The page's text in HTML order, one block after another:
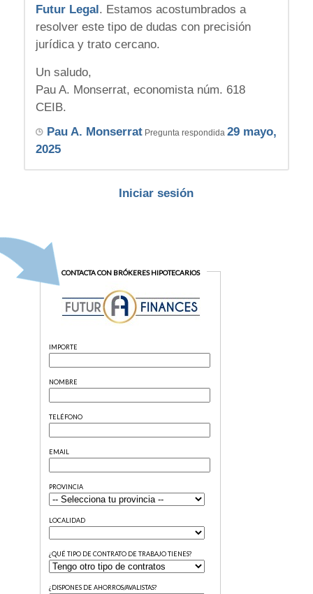
Futur Legal. Estamos acostumbrados a
resolver este tipo de dudas con precisión
jurídica y trato cercano.
Un saludo,
Pau A. Monserrat, economista núm. 618
CEIB.
Pau A. MonserratPregunta respondida 29 mayo,
2025
Iniciar sesión